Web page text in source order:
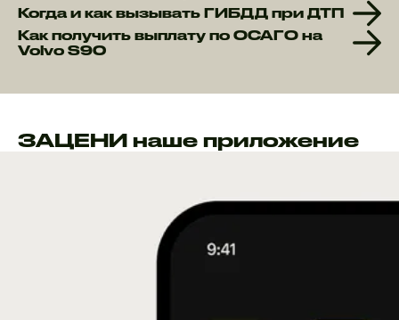
Когда и как вызывать ГИБДД при ДТП
Как получить выплату по ОСАГО на
Volvo S90
ЗАЦЕНИ наше приложение